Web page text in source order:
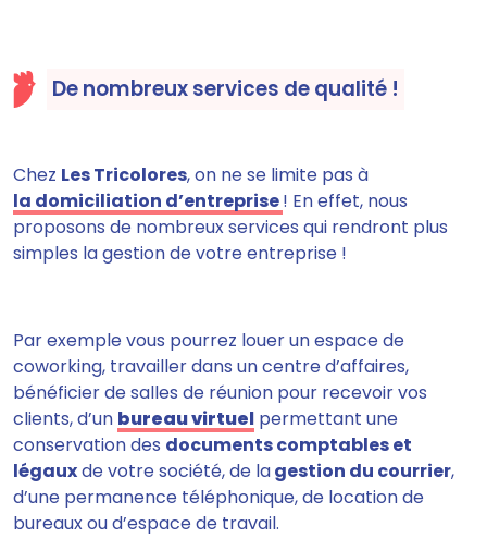
De nombreux services de qualité !
Chez Les Tricolores, on ne se limite pas à
la domiciliation d’entreprise! En effet, nous
proposons de nombreux services qui rendront plus
simples la gestion de votre entreprise !
Par exemple vous pourrez louer un espace de
coworking, travailler dans un centre d’affaires,
bénéficier de salles de réunion pour recevoir vos
clients, d’un bureau virtuel permettant une
conservation des documents comptables et
légauxde votre société, de lagestion du courrier,
d’une permanence téléphonique, de location de
bureaux ou d’espace de travail.